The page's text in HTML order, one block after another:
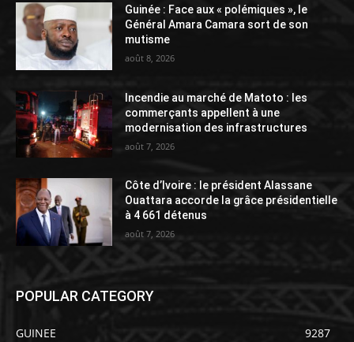
Guinée : Face aux « polémiques », le
Général Amara Camara sort de son
mutisme
août 8, 2026
Incendie au marché de Matoto : les
commerçants appellent à une
modernisation des infrastructures
août 7, 2026
Côte d’Ivoire : le président Alassane
Ouattara accorde la grâce présidentielle
à 4 661 détenus
août 7, 2026
POPULAR CATEGORY
GUINEE
9287